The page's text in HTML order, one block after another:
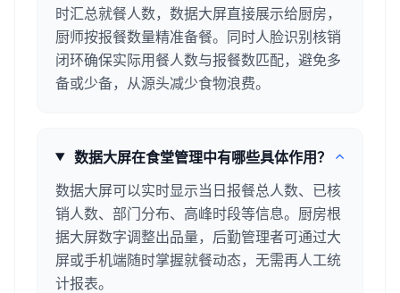
时汇总就餐人数，数据大屏直接展示给厨房，
厨师按报餐数量精准备餐。同时人脸识别核销
闭环确保实际用餐人数与报餐数匹配，避免多
备或少备，从源头减少食物浪费。
数据大屏在食堂管理中有哪些具体作用？
数据大屏可以实时显示当日报餐总人数、已核
销人数、部门分布、高峰时段等信息。厨房根
据大屏数字调整出品量，后勤管理者可通过大
屏或手机端随时掌握就餐动态，无需再人工统
计报表。